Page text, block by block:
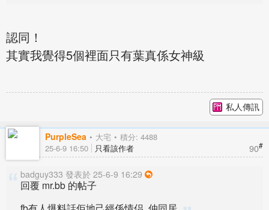
認同！
其實我覺得5個裡面只有葉真係女神級
私人傳訊
PurpleSea 大宅 積分: 4488
90#
25-6-9 16:50 只看該作者
badguy333 發表於 25-6-9 16:29
回覆 mr.bb 的帖子